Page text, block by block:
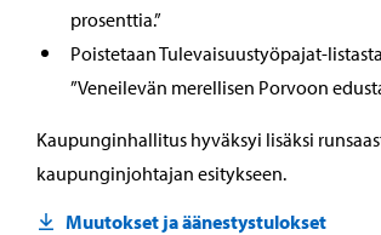
prosenttia.”
Poistetaan Tulevaisuustyöpajat-
”Veneilevän merellisen Porvoon
Kaupunginhallitus hyväksyi lisäksi
kaupunginjohtajan esitykseen.
Muutokset ja äänestystulokset